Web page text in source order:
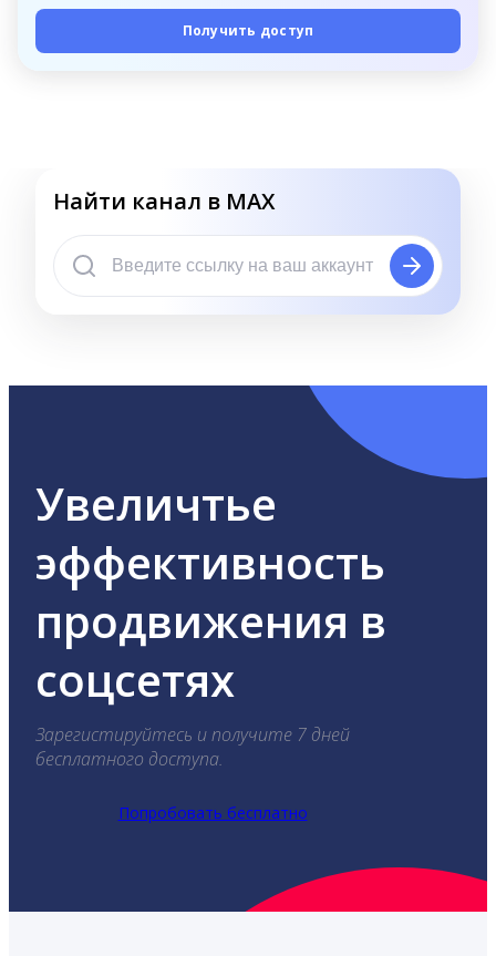
Получить доступ
Найти канал в MAX
Увеличтье
эффективность
продвижения в
соцсетях
Зарегистируйтесь и получите 7 дней
бесплатного доступа.
Попробовать бесплатно